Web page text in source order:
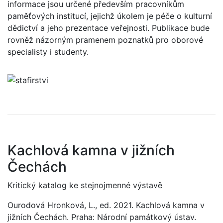
informace jsou určené především pracovníkům
paměťových institucí, jejichž úkolem je péče o kulturní
dědictví a jeho prezentace veřejnosti. Publikace bude
rovněž názorným pramenem poznatků pro oborové
specialisty i studenty.
Kachlová kamna v jižních
Čechách
Kritický katalog ke stejnojmenné výstavě
Ourodová Hronková, L., ed. 2021. Kachlová kamna v
jižních Čechách. Praha: Národní památkový ústav.